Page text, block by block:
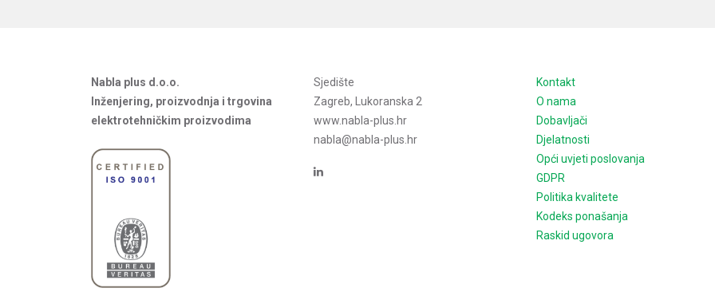
Nabla plus d.o.o.
Inženjering, proizvodnja i trgovina
elektrotehničkim proizvodima
Sjedište
Zagreb, Lukoranska 2
www.nabla-plus.hr
nabla@nabla-plus.hr
Kontakt
O nama
Dobavljači
Djelatnosti
Opći uvjeti poslovanja
GDPR
Politika kvalitete
Kodeks ponašanja
Raskid ugovora